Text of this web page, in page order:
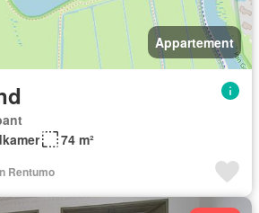
Appartement
74 m²
Rentumo